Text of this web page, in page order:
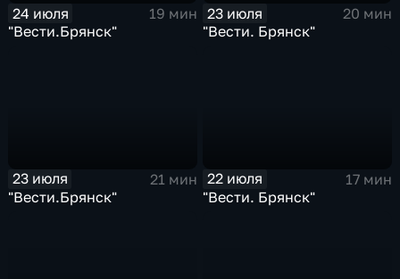
24 июля
19 мин
"Вести.Брянск"
23 июля
20 мин
"Вести. Брянск"
23 июля
21 мин
"Вести.Брянск"
22 июля
17 мин
"Вести. Брянск"